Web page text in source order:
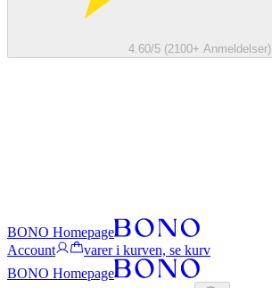
4.60/5 (2100+ Anmeldelser)
BONO Homepage
Account
varer i kurven, se kurv
BONO Homepage